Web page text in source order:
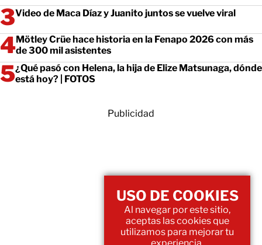
Video de Maca Díaz y Juanito juntos se vuelve viral
Mötley Crüe hace historia en la Fenapo 2026 con más
de 300 mil asistentes
¿Qué pasó con Helena, la hija de Elize Matsunaga, dónde
está hoy? | FOTOS
Publicidad
USO DE COOKIES
Al navegar por este sitio,
aceptas las cookies que
utilizamos para mejorar tu